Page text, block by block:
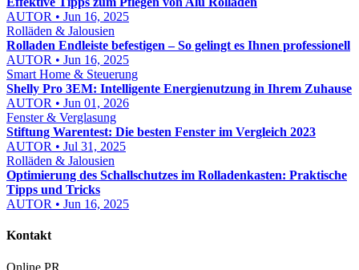
AUTOR • Jun 16, 2025
Rolläden & Jalousien
Rolladen Endleiste befestigen – So gelingt es Ihnen professionell
AUTOR • Jun 16, 2025
Smart Home & Steuerung
Shelly Pro 3EM: Intelligente Energienutzung in Ihrem Zuhause
AUTOR • Jun 01, 2026
Fenster & Verglasung
Stiftung Warentest: Die besten Fenster im Vergleich 2023
AUTOR • Jul 31, 2025
Rolläden & Jalousien
Optimierung des Schallschutzes im Rolladenkasten: Praktische
Tipps und Tricks
AUTOR • Jun 16, 2025
Kontakt
Online PR